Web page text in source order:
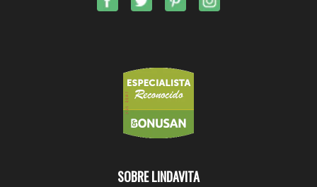
SOBRE LINDAVITA